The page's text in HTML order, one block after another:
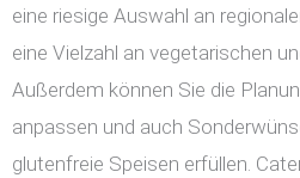
eine riesige Auswahl an
eine Vielzahl an vegetarischen
Außerdem können Sie die
anpassen und auch
glutenfreie Speisen erfüllen.